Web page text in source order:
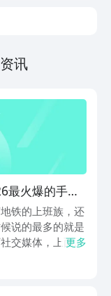
手门槛还是比较
真的比较高。
讯
最火爆的手游
铁的上班族，还
说的最多的就是
交媒体，上面都
，不了解的玩家
更多